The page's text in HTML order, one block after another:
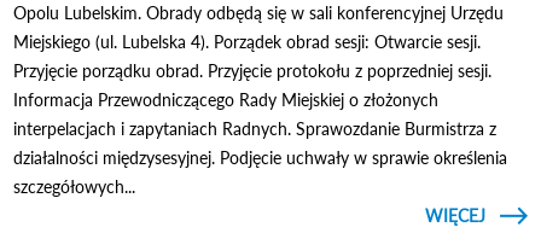
Opolu Lubelskim. Obrady odbędą się w sali konferencyjnej Urzędu
Miejskiego (ul. Lubelska 4). Porządek obrad sesji: Otwarcie sesji.
Przyjęcie porządku obrad. Przyjęcie protokołu z poprzedniej sesji.
Informacja Przewodniczącego Rady Miejskiej o złożonych
interpelacjach i zapytaniach Radnych. Sprawozdanie Burmistrza z
działalności międzysesyjnej. Podjęcie uchwały w sprawie określenia
szczegółowych...
CZYTAJ
WIĘCEJ
O